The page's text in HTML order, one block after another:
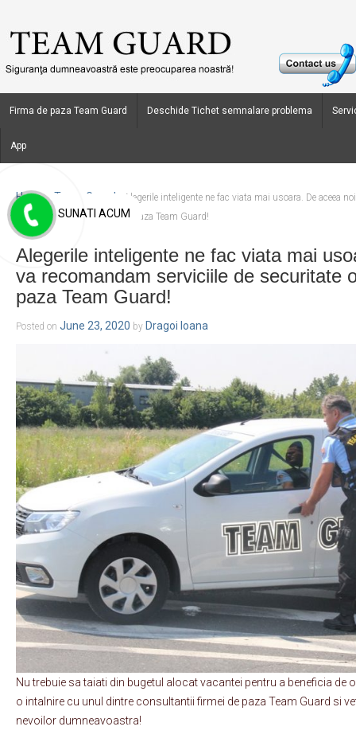
Firma de paza Team Guard Deschide Tichet semnalare problema
App
Home › Team Guard
Alegerile inteligente ne fac viata mai usoara. De aceea
securitate oferite de firma de paza Team Guard!
Alegerile inteligente ne fac viata mai
va recomandam serviciile de securitate
paza Team Guard!
Posted on June 23, 2020 by Dragoi Ioana
Nu trebuie sa taiati din bugetul alocat vacantei pentru a beneficia de
o intalnire cu unul dintre consultantii firmei de paza Team Guard si
nevoilor dumneavoastra!
SUNATI ACUM